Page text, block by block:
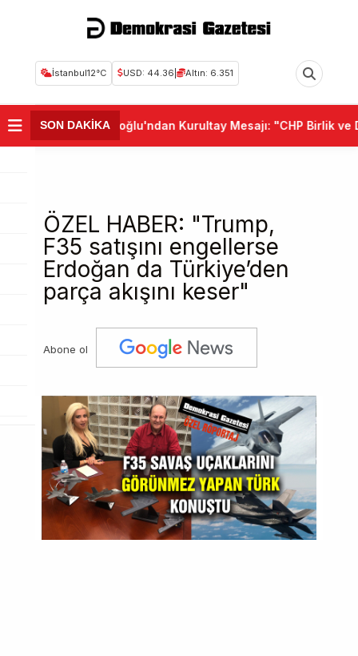
İstanbul12°C USD: 44.36 Altın: 6.351
SON DAKİKA
Kemal Kılıçdaroğlu'ndan Kurultay Mesajı: "CHP Birlik ve
ÖZEL HABER: "Trump,
F35 satışını engellerse
Erdoğan da Türkiye’den
parça akışını keser"
Abone ol